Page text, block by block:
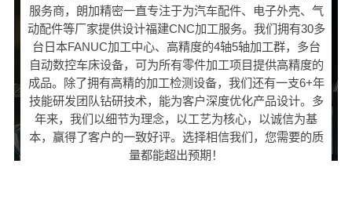
服务商，朗加精密一直专注于为汽车配件、电子外壳、气
动配件等厂家提供设计福建CNC加工服务。我们拥有30多
台日本FANUC加工中心、高精度的4轴5轴加工群，多台
自动数控车床设备，可为所有零件加工项目提供高精度的
成品。除了拥有高精的加工检测设备，我们还有一支6+年
技能研发团队钻研技术，能为客户深度优化产品设计。多
年来，我们以细节为理念，以工艺为核心，以诚信为基
本，赢得了客户的一致好评。选择相信我们，您需要的质
量都能超出预期！